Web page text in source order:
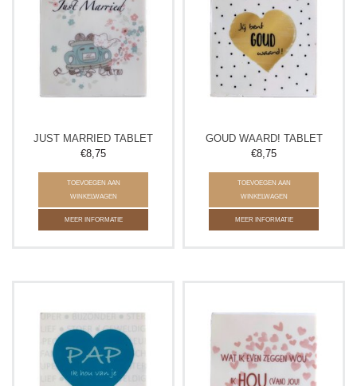
JUST MARRIED TABLET
€8,75
TOEVOEGEN AAN
WINKELWAGEN
MEER INFORMATIE
GOUD WAARD! TABLET
€8,75
TOEVOEGEN AAN
WINKELWAGEN
MEER INFORMATIE